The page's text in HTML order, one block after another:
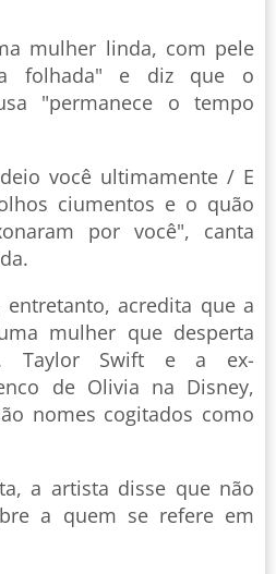
mulher linda, com pele
folhada" e diz que o
"permanece o tempo
você ultimamente / E
ciumentos e o quão
por você", canta
acredita que a
mulher que desperta
Taylor Swift e a ex-
de Olivia na Disney,
nomes cogitados como
a artista disse que não
a quem se refere em